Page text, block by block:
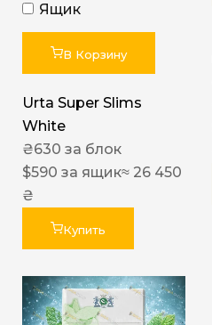
Ящик
В Корзину
Urta Super Slims
White
₴630 за блок
$590 за ящик≈ 26 450
₴
Купить